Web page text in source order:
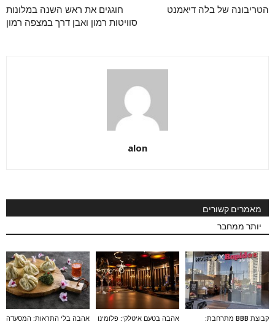
הטריבונה של בלה דיאמנט
חוגגים את ראש השנה במלונות
סוויטות רמון ואבן דרך במצפה רמון
alon
מאמרים קשורים
יותר ממחבר
קבוצת BBB מתרחבת:
אהבה בטעם איטלקי: פלומינו
אהבה בלי התראות: המסעדה